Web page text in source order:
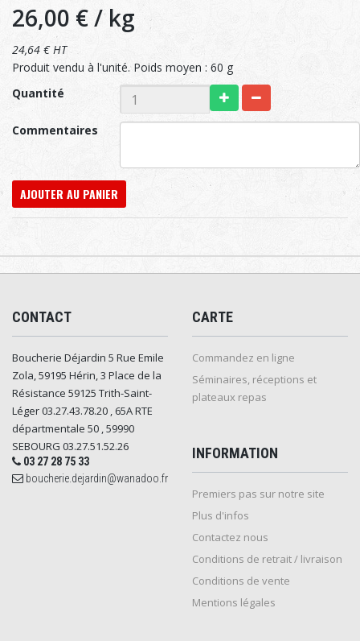
26,00 €/ kg
24,64 € HT
Produit vendu à l'unité. Poids moyen : 60 g
Quantité
Commentaires
AJOUTER AU PANIER
CONTACT
Boucherie Déjardin 5 Rue Emile
Zola, 59195 Hérin, 3 Place de la
Résistance 59125 Trith-Saint-
Léger 03.27.43.78.20 , 65A RTE
départmentale 50 , 59990
SEBOURG 03.27.51.52.26
03 27 28 75 33
boucherie.dejardin@wanadoo.fr
CARTE
Commandez en ligne
Séminaires, réceptions et
plateaux repas
INFORMATION
Premiers pas sur notre site
Plus d'infos
Contactez nous
Conditions de retrait / livraison
Conditions de vente
Mentions légales